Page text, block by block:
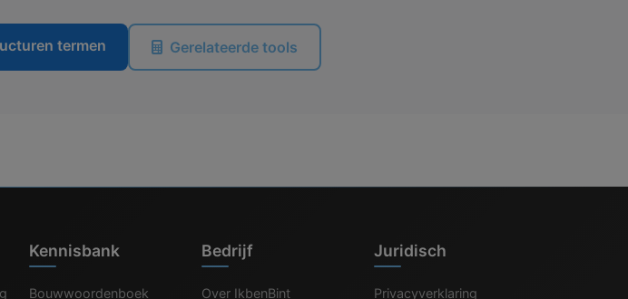
termen Gerelateerde tools
Kennisbank
Bouwwoordenboek
Bedrijf
Over IkbenBint
Juridisch
Privacyverklaring